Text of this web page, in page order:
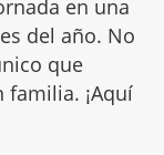
en una
del año. No
que
familia. ¡Aquí